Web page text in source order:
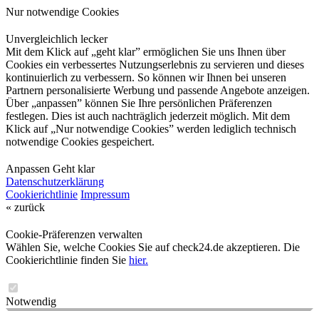
Nur notwendige Cookies
Unvergleichlich lecker
Mit dem Klick auf „geht klar” ermöglichen Sie uns Ihnen über
Cookies ein verbessertes Nutzungserlebnis zu servieren und dieses
kontinuierlich zu verbessern. So können wir Ihnen bei unseren
Partnern personalisierte Werbung und passende Angebote anzeigen.
Über „anpassen” können Sie Ihre persönlichen Präferenzen
festlegen. Dies ist auch nachträglich jederzeit möglich. Mit dem
Klick auf „Nur notwendige Cookies” werden lediglich technisch
notwendige Cookies gespeichert.
Anpassen Geht klar
Datenschutzerklärung
Cookierichtlinie Impressum
« zurück
Cookie-Präferenzen verwalten
Wählen Sie, welche Cookies Sie auf check24.de akzeptieren. Die
Cookierichtlinie finden Sie hier.
Notwendig